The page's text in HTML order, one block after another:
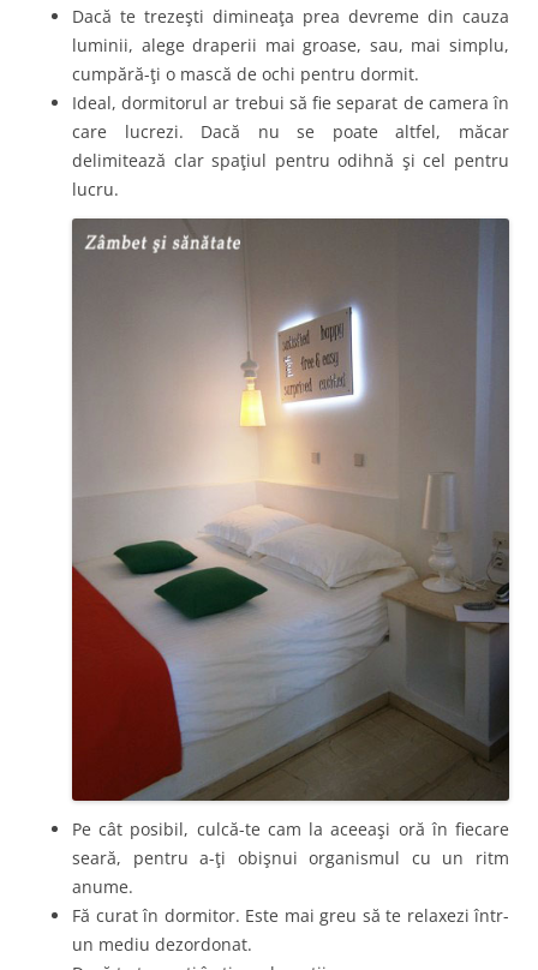
Dacă te trezeşti dimineaţa prea devreme din cauza
luminii, alege draperii mai groase, sau, mai simplu,
cumpără-ţi o mască de ochi pentru dormit.
Ideal, dormitorul ar trebui să fie separat de camera în
care lucrezi. Dacă nu se poate altfel, măcar
delimitează clar spaţiul pentru odihnă şi cel pentru
lucru.
Pe cât posibil, culcă-te cam la aceeaşi oră în fiecare
seară, pentru a-ţi obişnui organismul cu un ritm
anume.
Fă curat în dormitor. Este mai greu să te relaxezi într-
un mediu dezordonat.